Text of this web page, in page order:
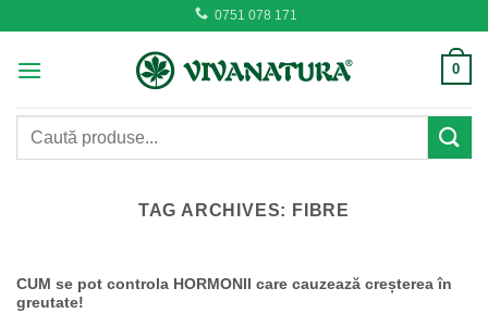
content
0751 078 171
0
Caută
TAG ARCHIVES: FIBRE
CUM se pot controla HORMONII care cauzează creșterea în
greutate!